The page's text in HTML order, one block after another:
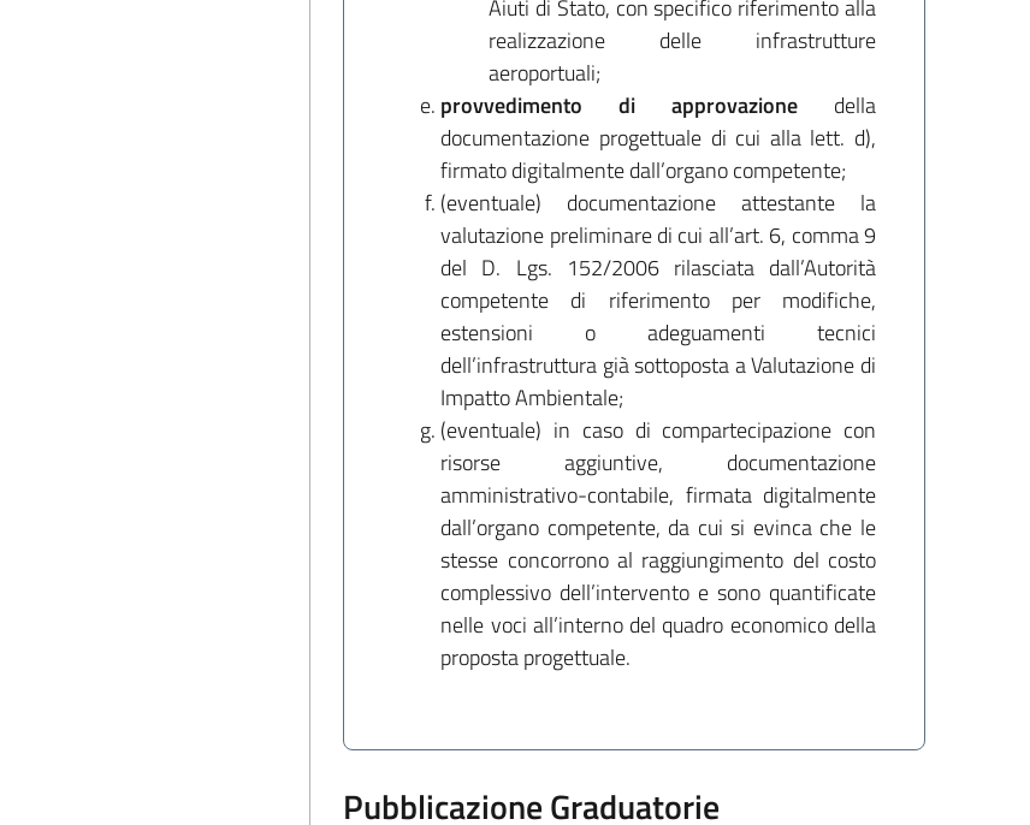
Aiuti di Stato, con specifico riferimento alla
realizzazione delle infrastrutture
aeroportuali;
provvedimento di approvazione della
documentazione progettuale di cui alla lett. d),
firmato digitalmente dall’organo competente;
(eventuale) documentazione attestante la
valutazione preliminare di cui all’art. 6, comma 9
del D. Lgs. 152/2006 rilasciata dall’Autorità
competente di riferimento per modifiche,
estensioni o adeguamenti tecnici
dell’infrastruttura già sottoposta a Valutazione di
Impatto Ambientale;
(eventuale) in caso di compartecipazione con
risorse aggiuntive, documentazione
amministrativo-contabile, firmata digitalmente
dall’organo competente, da cui si evinca che le
stesse concorrono al raggiungimento del costo
complessivo dell’intervento e sono quantificate
nelle voci all’interno del quadro economico della
proposta progettuale.
Pubblicazione Graduatorie